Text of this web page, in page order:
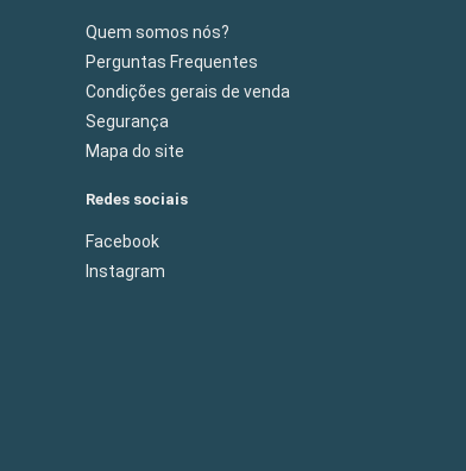
Quem somos nós?
Perguntas Frequentes
Condições gerais de venda
Segurança
Mapa do site
Redes sociais
Facebook
Instagram